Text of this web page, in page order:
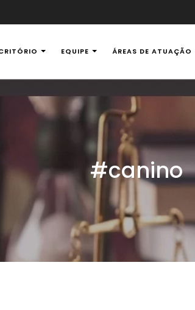
Ambiental
EQUIPE ÁREAS DE ATUAÇÃO
#canino